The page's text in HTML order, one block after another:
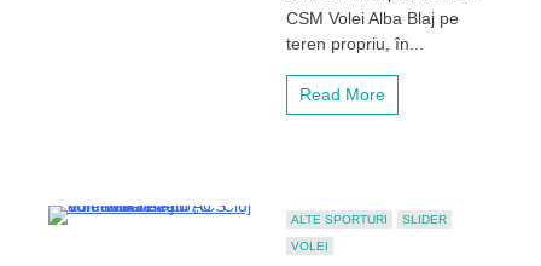
Alba
CSM Volei Alba Blaj pe
teren propriu, în...
Read More
ALTE SPORTURI
SLIDER
VOLEI